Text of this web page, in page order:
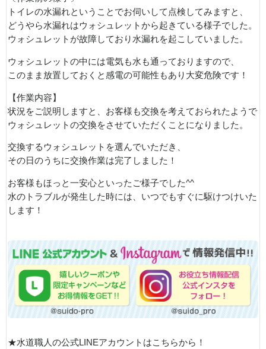
トイレの水漏れということでお伺いして点検してみますと、
どうやら水漏れはウォシュレットから起きている様子でした。
ウォシュレットが故障しており水漏れを起こしていました。
ウォシュレットの中には電気も水も通っておりますので、
このまま放置しておくと感電の可能性もあり大変危険です！
【作業内容】
状況をご説明しますと、お客様も交換を考えておられたようで
ウォシュレットの交換をさせていただくことになりました。
交換するウォシュレットを選んでいただき、
その日のうちに交換作業は完了しました！
お客様もほっと一安心といったご様子でした^^
水のトラブルが発生した時には、いつでもすぐに駆けつけいた
します！
★水道職人の公式LINEアカウントはこちらから！